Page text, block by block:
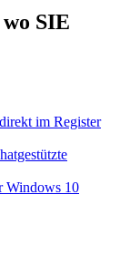
SIE
im Register
Windows 10